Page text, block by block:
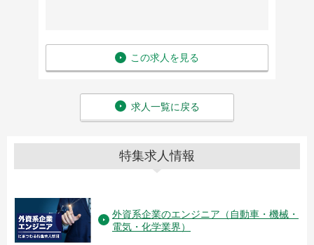
この求人を見る
求人一覧に戻る
特集求人情報
外資系企業のエンジニア（自動車・機械・
電気・化学業界）